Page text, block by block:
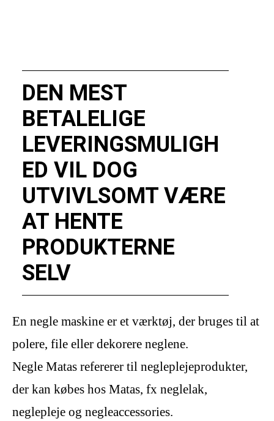
DEN MEST
BETALELIGE
LEVERINGSMULIGH
ED VIL DOG
UTVIVLSOMT VÆRE
AT HENTE
PRODUKTERNE
SELV
En negle maskine er et værktøj, der bruges til at
polere, file eller dekorere neglene.
Negle Matas refererer til negleplejeprodukter,
der kan købes hos Matas, fx neglelak,
neglepleje og negleaccessories.